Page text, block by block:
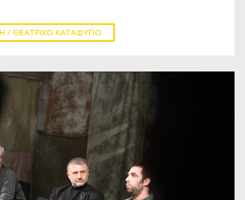
/ ΘΕΑΤΡΙΚΌ ΚΑΤΑΦΎΓΙΟ